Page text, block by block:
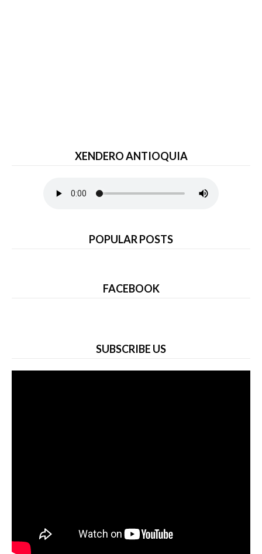
XENDERO ANTIOQUIA
POPULAR POSTS
FACEBOOK
SUBSCRIBE US